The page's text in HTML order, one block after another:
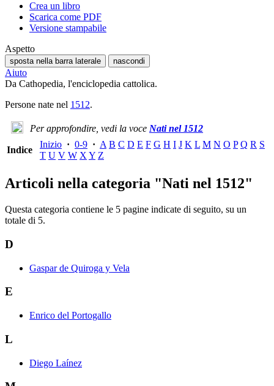
Crea un libro
Scarica come PDF
Versione stampabile
Aspetto
sposta nella barra laterale nascondi
Aiuto
Da Cathopedia, l'enciclopedia cattolica.
Persone nate nel 1512.
Per approfondire, vedi la voce Nati nel 1512
Indice
Inizio · 0-9 · A B C D E F G H I J K L M N O P Q R S
T U V W XY Z
Articoli nella categoria "Nati nel 1512"
Questa categoria contiene le 5 pagine indicate di seguito, su un
totale di 5.
D
Gaspar de Quiroga y Vela
E
Enrico del Portogallo
L
Diego Laínez